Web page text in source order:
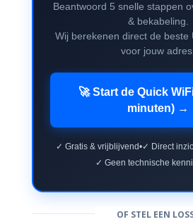
Beantwoord 5 snelle stappen
& bekabeling.
Wij berekenen direct de beste
voor jouw adres.
🚀 Start de Quick
minuten) →
✓ Gratis & vrijblijvend•✓ Direct
✓ Geen technische
OF STEL EEN